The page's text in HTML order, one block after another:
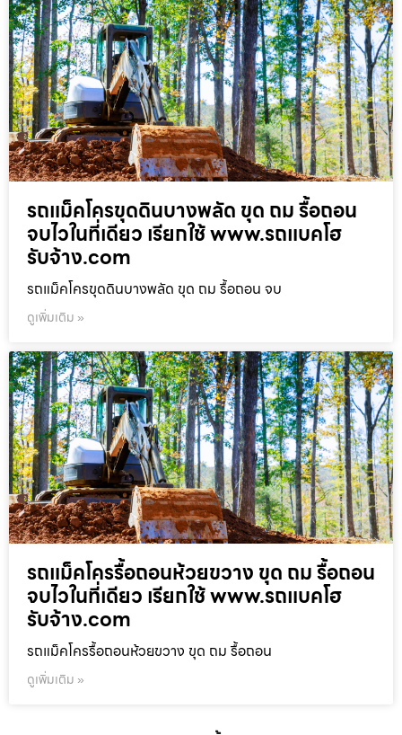
รถแม็คโครขุดดินบางพลัด ขุด ถม รื้อถอน
จบไวในที่เดียว เรียกใช้ www.รถแบคโฮ
รับจ้าง.com
รถแม็คโครขุดดินบางพลัด ขุด ถม รื้อถอน จบ
ดูเพิ่มเติม »
รถแม็คโครรื้อถอนห้วยขวาง ขุด ถม รื้อถอน
จบไวในที่เดียว เรียกใช้ www.รถแบคโฮ
รับจ้าง.com
รถแม็คโครรื้อถอนห้วยขวาง ขุด ถม รื้อถอน
ดูเพิ่มเติม »